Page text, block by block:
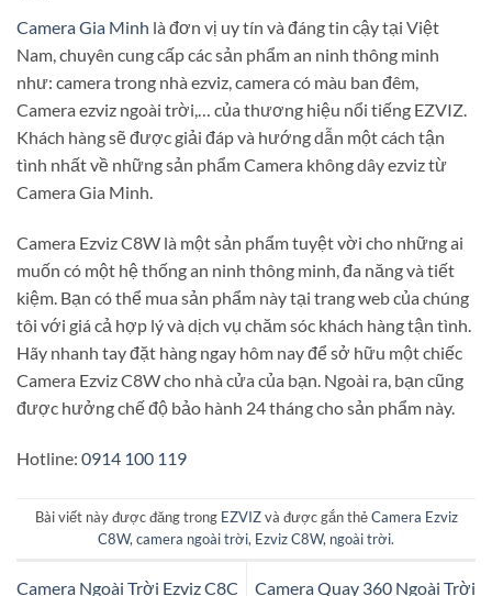
Camera Gia Minh là đơn vị uy tín và đáng tin cậy tại Việt
Nam, chuyên cung cấp các sản phẩm an ninh thông minh
như: camera trong nhà ezviz, camera có màu ban đêm,
Camera ezviz ngoài trời,… của thương hiệu nổi tiếng EZVIZ.
Khách hàng sẽ được giải đáp và hướng dẫn một cách tận
tình nhất về những sản phẩm Camera không dây ezviz từ
Camera Gia Minh.
Camera Ezviz C8W là một sản phẩm tuyệt vời cho những ai
muốn có một hệ thống an ninh thông minh, đa năng và tiết
kiệm. Bạn có thể mua sản phẩm này tại trang web của chúng
tôi với giá cả hợp lý và dịch vụ chăm sóc khách hàng tận tình.
Hãy nhanh tay đặt hàng ngay hôm nay để sở hữu một chiếc
Camera Ezviz C8W cho nhà cửa của bạn. Ngoài ra, bạn cũng
được hưởng chế độ bảo hành 24 tháng cho sản phẩm này.
Hotline: 0914 100 119
Bài viết này được đăng trong EZVIZvà được gắn thẻCamera Ezviz
C8W,camera ngoài trời, Ezviz C8W, ngoài trời.
Camera Ngoài Trời Ezviz C8C
Camera Quay 360 Ngoài Trời